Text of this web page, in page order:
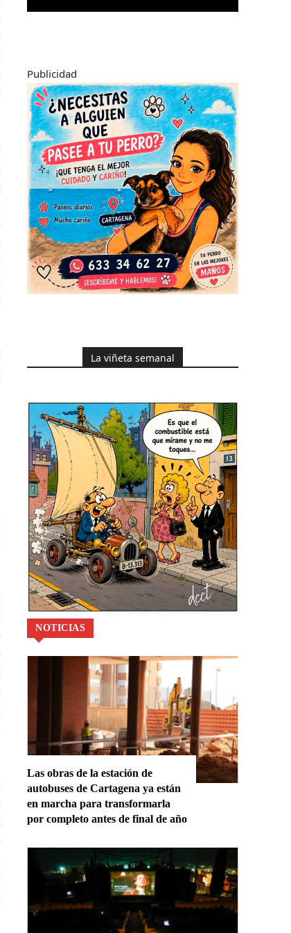
Publicidad
La viñeta semanal
NOTICIAS
Las obras de la estación de
autobuses de Cartagena ya están
en marcha para transformarla
por completo antes de final de año